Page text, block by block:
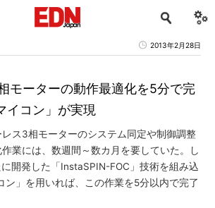
2013年2月28日
モーターの動作最適化を5分で完
イコン」が実現
ス3相モーターのシステム同定や制御調整
業には、数週間～数カ月を要していた。し
開発した「InstaSPIN-FOC」技術を組み込
ン」を用いれば、この作業を5分以内で完了